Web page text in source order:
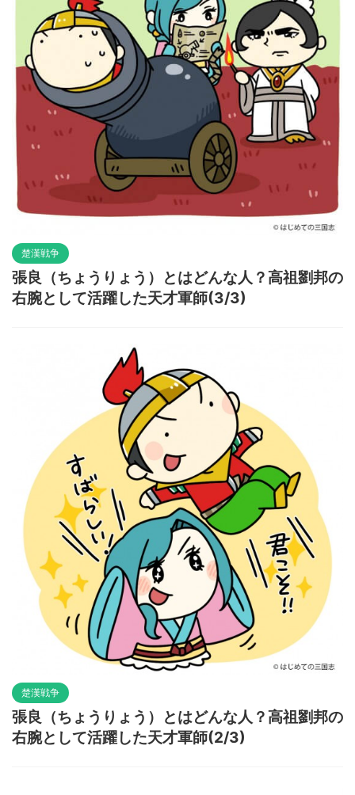
楚漢戦争
張良（ちょうりょう）とはどんな人？高祖劉邦の
右腕として活躍した天才軍師(3/3)
楚漢戦争
張良（ちょうりょう）とはどんな人？高祖劉邦の
右腕として活躍した天才軍師(2/3)